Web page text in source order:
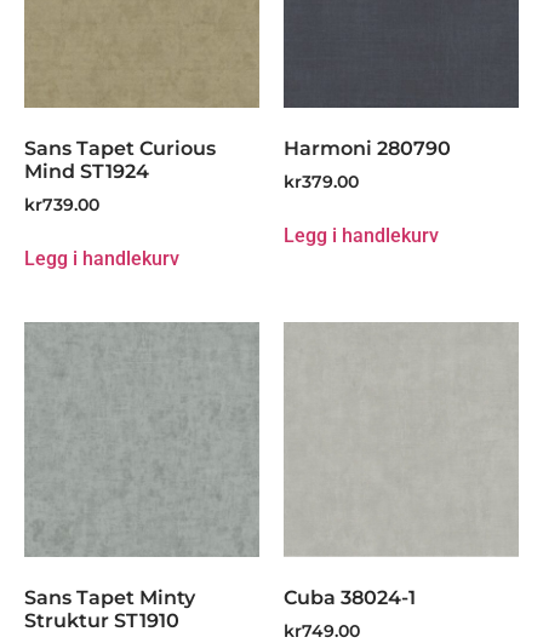
Sans Tapet Curious
Mind ST1924
kr739.00
Legg i handlekurv
Harmoni 280790
kr379.00
Legg i handlekurv
Sans Tapet Minty
Struktur ST1910
Cuba 38024-1
kr749.00